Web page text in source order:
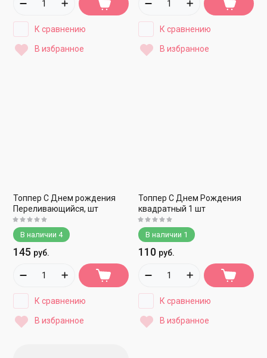
К сравнению
В избранное
К сравнению
В избранное
Топпер С Днем рождения
Переливающийся, шт
В наличии 4
145 руб.
К сравнению
В избранное
Топпер С Днем Рождения
квадратный 1 шт
В наличии 1
110 руб.
К сравнению
В избранное